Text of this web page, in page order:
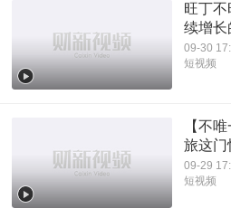
旺丁
续增长
09-30
短视频
【不
旅这门
09-29
短视频